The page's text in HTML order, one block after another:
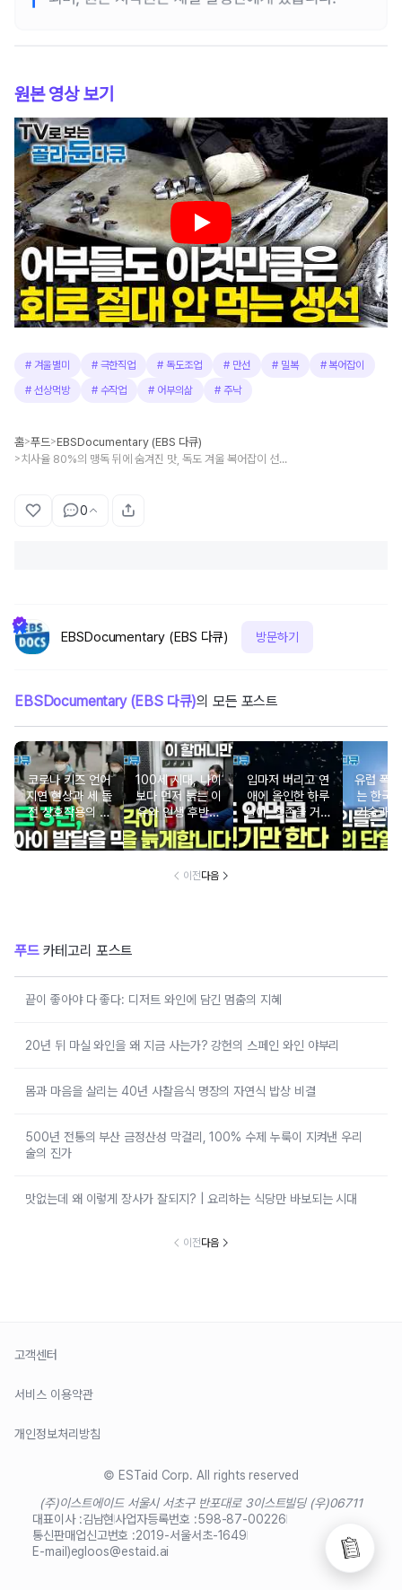
원본 영상 보기
# 겨울별미 # 극한직업 # 독도조업 # 만선 # 밀복 #복어잡이
# 선상먹방 # 수작업 # 어부의삶 # 주낙
홈>푸드>EBSDocumentary (EBS 다큐)
> 치사율 80%의 맹독 뒤에 숨겨진 맛, 독도 겨울 복어잡이 선원들의 사투
0
EBSDocumentary (EBS 다큐) 방문하기
EBSDocumentary (EBS 다큐)의 모든 포스트
코로나 키즈 언어
지연 현상과 세 돌
전 상호작용의 중
요성
100세 시대, 나이
보다 먼저 늙는 이
유와 인생 후반전
을 바꾸는 시간의
비밀
입마저 버리고 연
애에 올인한 하루
살이, 생존을 거스
르는 기묘한 번식
전략
유럽 폭
는 한국
기술과
이전다음
푸드카테고리 포스트
끝이 좋아야 다 좋다: 디저트 와인에 담긴 멈춤의 지혜
20년 뒤 마실 와인을 왜 지금 사는가? 강헌의 스페인 와인 야부리
몸과 마음을 살리는 40년 사찰음식 명장의 자연식 밥상 비결
500년 전통의 부산 금정산성 막걸리, 100% 수제 누룩이 지켜낸 우리
술의 진가
맛없는데 왜 이렇게 장사가 잘되지? | 요리하는 식당만 바보되는 시대
이전다음
고객센터
서비스 이용약관
개인정보처리방침
© ESTaid Corp. All rights reserved
(주)이스트에이드 서울시 서초구 반포대로 3이스트빌딩 (우)06711
대표이사 :김남현사업자등록번호 :598-87-00226
통신판매업신고번호 :2019-서울서초-1649
E-mail)egloos@estaid.ai